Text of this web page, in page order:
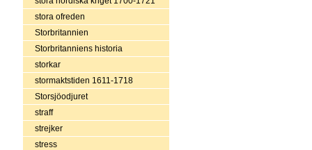
stora ofreden
Storbritannien
Storbritanniens historia
storkar
stormaktstiden 1611-1718
Storsjöodjuret
straff
strejker
stress